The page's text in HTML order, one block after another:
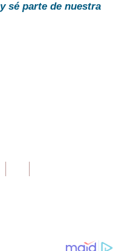
y sé parte de nuestra